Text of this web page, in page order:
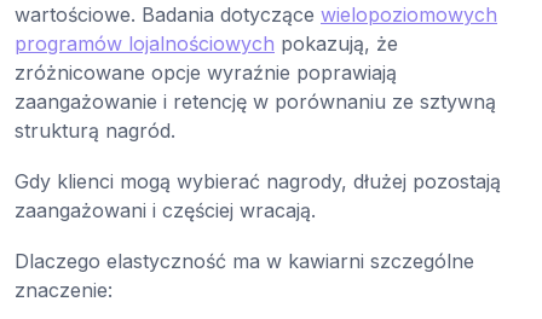
wartościowe. Badania dotyczące wielopoziomowych
programów lojalnościowych pokazują, że
zróżnicowane opcje wyraźnie poprawiają
zaangażowanie i retencję w porównaniu ze sztywną
strukturą nagród.
Gdy klienci mogą wybierać nagrody, dłużej pozostają
zaangażowani i częściej wracają.
Dlaczego elastyczność ma w kawiarni szczególne
znaczenie: